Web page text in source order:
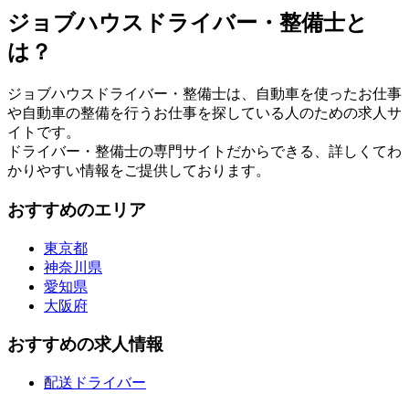
ジョブハウスドライバー・整備士と
は？
ジョブハウスドライバー・整備士は、自動車を使ったお仕事
や自動車の整備を行うお仕事を探している人のための求人サ
イトです。
ドライバー・整備士の専門サイトだからできる、詳しくてわ
かりやすい情報をご提供しております。
おすすめのエリア
東京都
神奈川県
愛知県
大阪府
おすすめの求人情報
配送ドライバー